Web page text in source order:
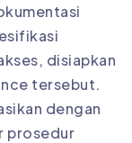
disiapkan
tersebut.
dengan
prosedur